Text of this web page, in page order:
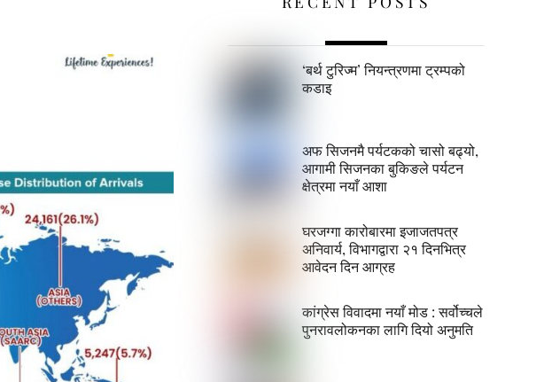
‘बर्थ टुरिज्म’ नियन्त्रणमा ट्रम्पको
कडाइ
अफ सिजनमै पर्यटकको चासो बढ्यो,
आगामी सिजनका बुकिङले पर्यटन
क्षेत्रमा नयाँ आशा
घरजग्गा कारोबारमा इजाजतपत्र
अनिवार्य, विभागद्वारा २१ दिनभित्र
आवेदन दिन आग्रह
कांग्रेस विवादमा नयाँ मोड : सर्वोच्चले
पुनरावलोकनका लागि दियो अनुमति